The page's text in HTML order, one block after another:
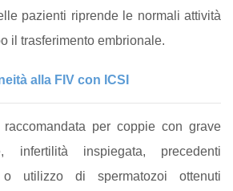
pazienti riprende le normali attività
il trasferimento embrionale.
alla FIV con ICSI
per coppie con grave
infertilità inspiegata, precedenti
utilizzo di spermatozoi ottenuti